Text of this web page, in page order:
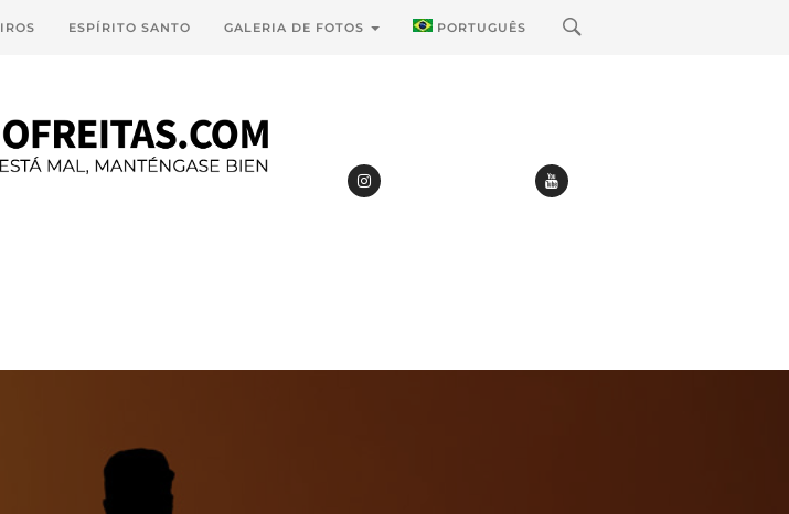
ESPÍRITO SANTO GALERIA DE FOTOS PORTUGUÊS